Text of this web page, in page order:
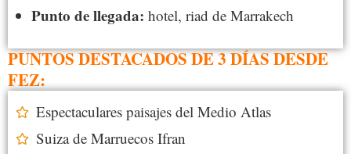
Punto de llegada: hotel, riad de Marrakech
PUNTOS DESTACADOS DE 3 DÍAS DESDE
FEZ:
Espectaculares paisajes del Medio Atlas
Suiza de Marruecos Ifran